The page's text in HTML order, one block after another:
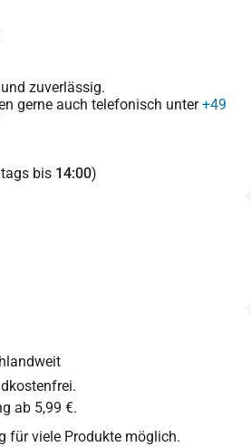
zuverlässig.
gerne auch telefonisch unter+49
bis 14:00)
ab 5,99 €.
für viele Produkte möglich.